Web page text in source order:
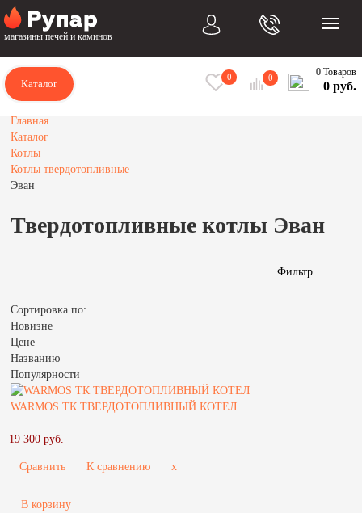
магазины печей и каминов
Каталог
0 0 0 Товаров
0 руб.
Главная
Каталог
Котлы
Котлы твердотопливные
Эван
Твердотопливные котлы Эван
Фильтр
Сортировка по:
Новизне
Цене
Названию
Популярности
WARMOS TК ТВЕРДОТОПЛИВНЫЙ КОТЕЛ
19 300 руб.
Сравнить К сравнению x
В корзину